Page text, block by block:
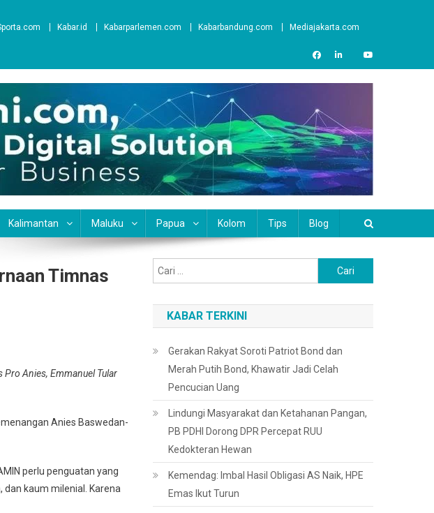
Kabar.id Kabarparlemen.com Kabarbandung.com
Mediajakarta.com
Kalimantan Maluku Papua Kolom Tips Blog
Timnas
Anies, Emmanuel Tular
Anies Baswedan-
perlu penguatan yang
kaum milenial. Karena
untuk:
KABAR TERKINI
Gerakan Rakyat Soroti Patriot Bond dan
Merah Putih Bond, Khawatir Jadi Celah
Pencucian Uang
Lindungi Masyarakat dan Ketahanan Pangan,
PB PDHI Dorong DPR Percepat RUU
Kedokteran Hewan
Kemendag: Imbal Hasil Obligasi AS Naik, HPE
Emas Ikut Turun